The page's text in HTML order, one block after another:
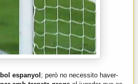
espanyol; però no necessito haver-